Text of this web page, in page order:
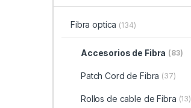
Fibra optica (134)
Accesorios de Fibra (83)
Patch Cord de Fibra (37)
Rollos de cable de Fibra (13)